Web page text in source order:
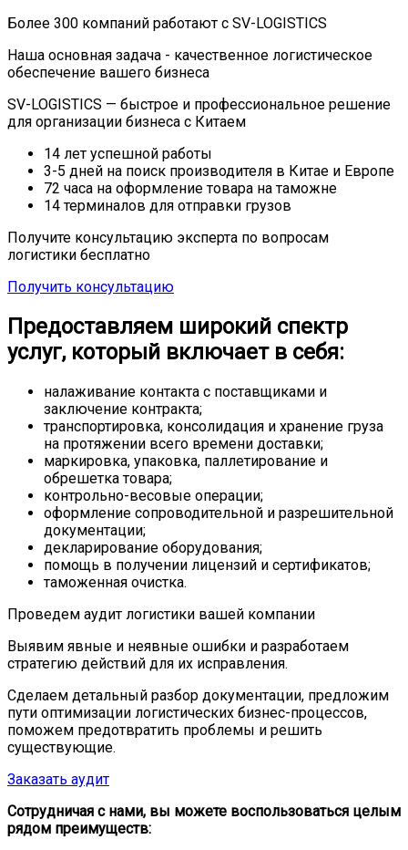
Более 300 компаний работают с SV-LOGISTICS
Наша основная задача - качественное логистическое
обеспечение вашего бизнеса
SV-LOGISTICS — быстрое и профессиональное решение
для организации бизнеса с Китаем
14 лет успешной работы
3-5 дней на поиск производителя в Китае и Европе
72 часа на оформление товара на таможне
14 терминалов для отправки грузов
Получите консультацию эксперта по вопросам
логистики бесплатно
Получить консультацию
Предоставляем широкий спектр
услуг, который включает в себя:
налаживание контакта с поставщиками и
заключение контракта;
транспортировка, консолидация и хранение груза
на протяжении всего времени доставки;
маркировка, упаковка, паллетирование и
обрешетка товара;
контрольно-весовые операции;
оформление сопроводительной и разрешительной
документации;
декларирование оборудования;
помощь в получении лицензий и сертификатов;
таможенная очистка.
Проведем аудит логистики вашей компании
Выявим явные и неявные ошибки и разработаем
стратегию действий для их исправления.
Сделаем детальный разбор документации, предложим
пути оптимизации логистических бизнес-процессов,
поможем предотвратить проблемы и решить
существующие.
Заказать аудит
Сотрудничая с нами, вы можете воспользоваться целым
рядом преимуществ: